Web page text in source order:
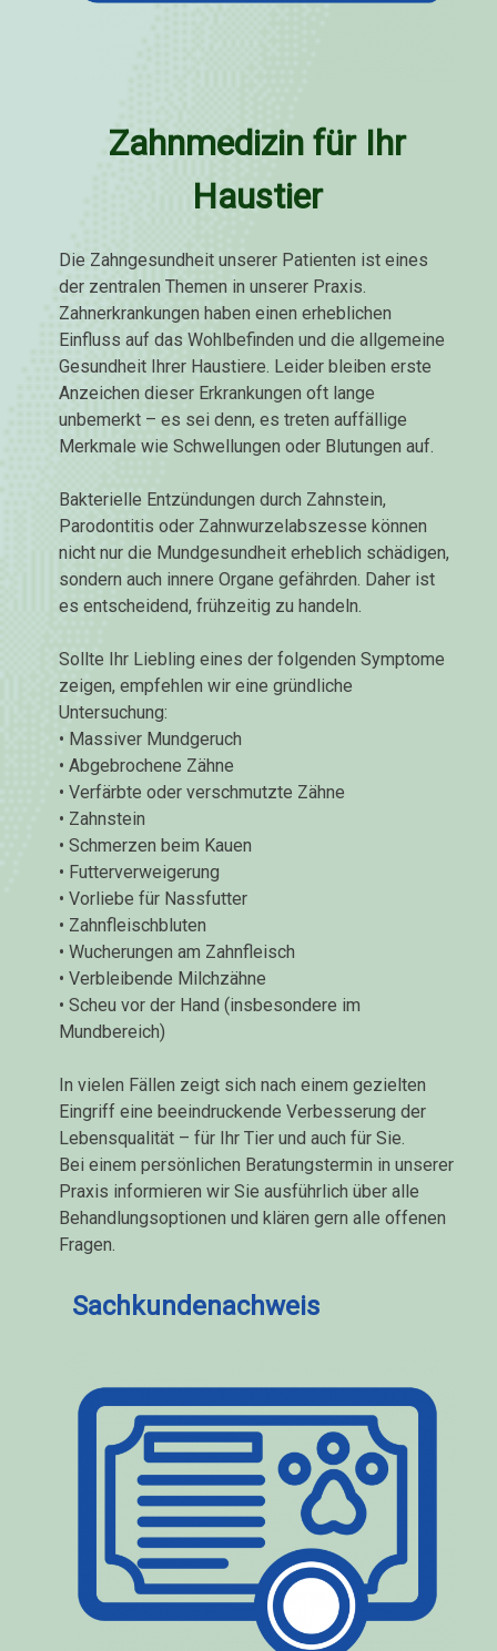
Zahnmedizin für Ihr
Haustier
Die Zahngesundheit unserer Patienten ist eines
der zentralen Themen in unserer Praxis.
Zahnerkrankungen haben einen erheblichen
Einfluss auf das Wohlbefinden und die allgemeine
Gesundheit Ihrer Haustiere. Leider bleiben erste
Anzeichen dieser Erkrankungen oft lange
unbemerkt – es sei denn, es treten auffällige
Merkmale wie Schwellungen oder Blutungen auf.
Bakterielle Entzündungen durch Zahnstein,
Parodontitis oder Zahnwurzelabszesse können
nicht nur die Mundgesundheit erheblich schädigen,
sondern auch innere Organe gefährden. Daher ist
es entscheidend, frühzeitig zu handeln.
Sollte Ihr Liebling eines der folgenden Symptome
zeigen, empfehlen wir eine gründliche
Untersuchung:
• Massiver Mundgeruch
• Abgebrochene Zähne
• Verfärbte oder verschmutzte Zähne
• Zahnstein
• Schmerzen beim Kauen
• Futterverweigerung
• Vorliebe für Nassfutter
• Zahnfleischbluten
• Wucherungen am Zahnfleisch
• Verbleibende Milchzähne
• Scheu vor der Hand (insbesondere im
Mundbereich)
In vielen Fällen zeigt sich nach einem gezielten
Eingriff eine beeindruckende Verbesserung der
Lebensqualität – für Ihr Tier und auch für Sie.
Bei einem persönlichen Beratungstermin in unserer
Praxis informieren wir Sie ausführlich über alle
Behandlungsoptionen und klären gern alle offenen
Fragen.
Sachkundenachweis